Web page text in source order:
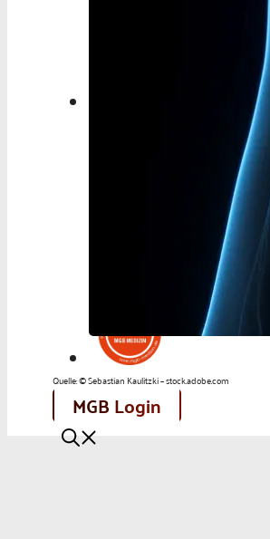
Aus der Industrie
Veranstaltungen
Zahlen | Daten | Fakten
MGB Login
Quelle: © Sebastian Kaulitzki – stock.adobe.com